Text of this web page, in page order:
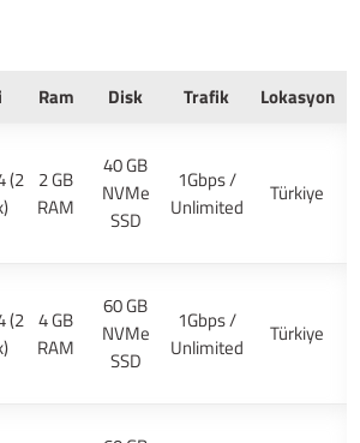
Ram Disk Trafik Lokasyon
(2 2 GB
RAM
40 GB
NVMe
SSD
1Gbps /
Unlimited
Türkiye
(2 4 GB
RAM
60 GB
NVMe
SSD
1Gbps /
Unlimited
Türkiye